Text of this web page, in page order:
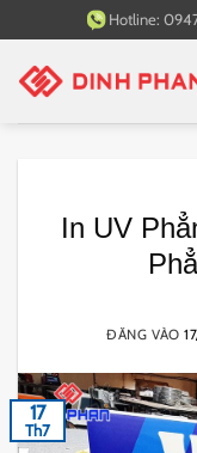
qua
nội
Hotline:
In UV
ĐĂNG VÀO
17
Th7